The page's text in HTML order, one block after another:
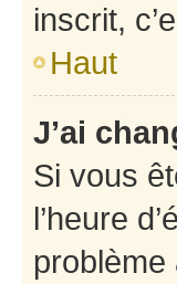
inscrit,
Haut
J’ai
Si vous
l’heure
problème